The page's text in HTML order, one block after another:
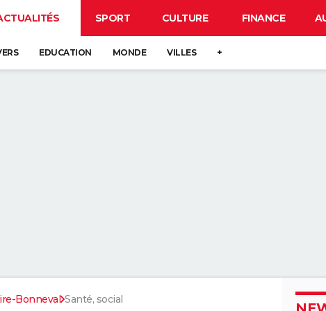
SPORT CULTURE FINANCE
EDUCATION MONDE VILLES +
Bonneval Santé, social